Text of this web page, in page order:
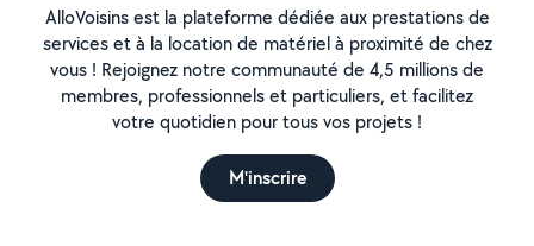
AlloVoisins est la plateforme dédiée aux prestations de
services et à la location de matériel à proximité de chez
vous ! Rejoignez notre communauté de 4,5 millions de
membres, professionnels et particuliers, et facilitez
votre quotidien pour tous vos projets !
M'inscrire